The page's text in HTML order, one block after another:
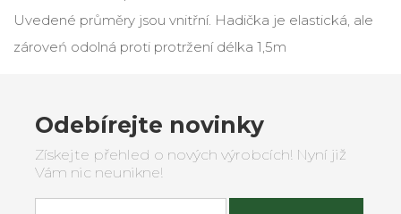
Uvedené průměry jsou vnitřní. Hadička je elastická, ale
zároveń odolná proti protržení délka 1,5m
Odebírejte novinky
Získejte přehled o nových výrobcích! Nyní již
Vám nic neunikne!